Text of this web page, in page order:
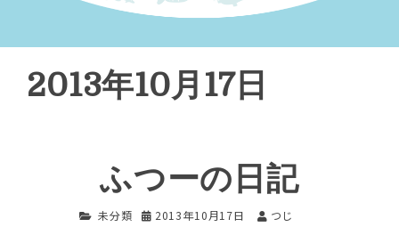
2013年10月17日
ふつーの日記
未分類 2013年10月17日 つじ